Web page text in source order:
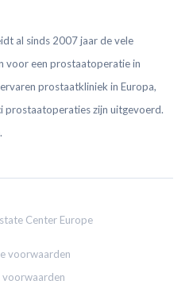
al sinds 2007 jaar de vele
voor een prostaatoperatie in
prostaatkliniek in Europa,
prostaatoperaties zijn uitgevoerd.
Center Europe
voorwaarden
voorwaarden